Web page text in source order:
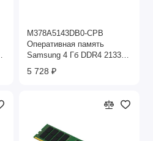
M378A5143DB0-CPB
Оперативная память
Samsung 4 Гб DDR4 2133
МГц
5 728 ₽